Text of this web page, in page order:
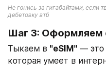
Не гонись за гигабайтами, если
дебетовку втб
Шаг 3: Оформляем
Тыкаем в "eSIM" — это
которая умеет в